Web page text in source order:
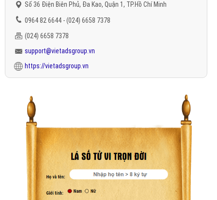
Số 36 Điện Biên Phủ, Đa Kao, Quận 1, TP.Hồ Chí Minh
0964 82 6644 - (024) 6658 7378
(024) 6658 7378
support@vietadsgroup.vn
https://vietadsgroup.vn